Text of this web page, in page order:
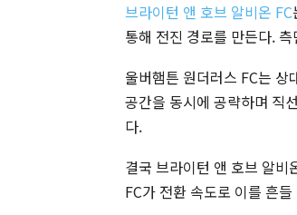
브라이턴 앤 호브 알비온 FC
통해 전진 경로를 만든다.
울버햄튼 원더러스 FC는
공간을 동시에 공략하며 직
다.
결국 브라이턴 앤 호브 알비
FC가 전환 속도로 이를 흔